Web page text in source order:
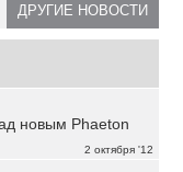
ДРУГИЕ НОВОСТИ
2 октября '12
новым Phaeton